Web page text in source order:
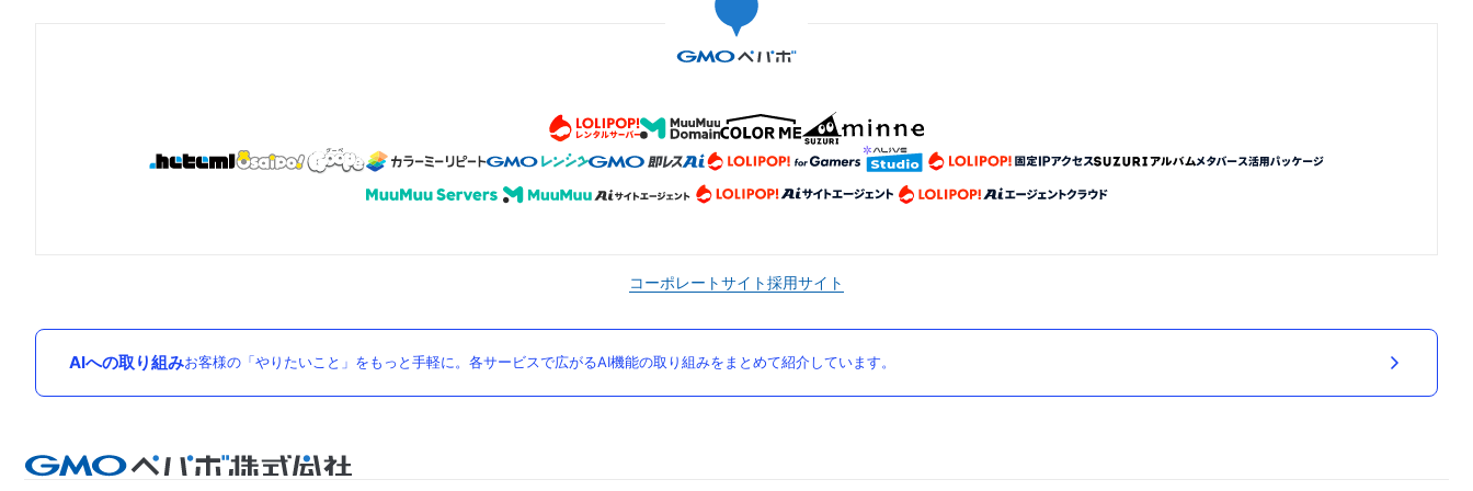
コーポレートサイト採用サイト
AIへの取り組みお客様の「やりたいこと」をもっと手軽に。各サービスで広がるAI機能の取り組みをまとめて紹介しています。